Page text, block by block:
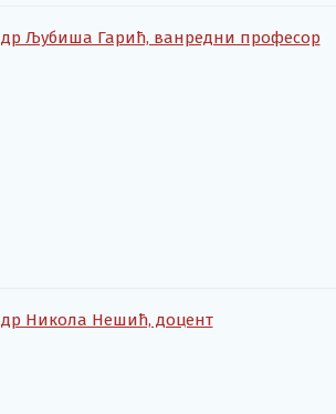
др Љубиша Гарић, ванредни професор
др Никола Нешић, доцент